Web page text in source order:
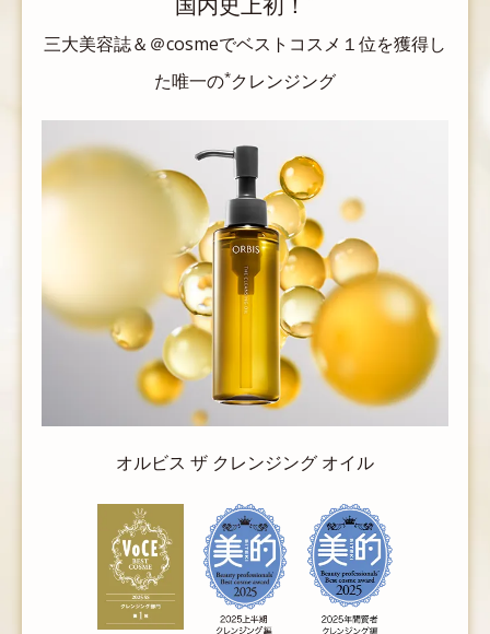
三大美容誌＆＠cosmeでベストコスメ１位を獲得し
た唯一の*クレンジング
オルビス ザ クレンジング オイル